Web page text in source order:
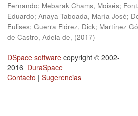
Fernando; Mebarak Chams, Moisés;
Eduardo; Anaya Taboada, María José;
Eulises; Guerra Flórez, Dick; Martínez
de Castro, Adela de, (2017)
DSpace software copyright © 2002-
2016 DuraSpace
Contacto | Sugerencias